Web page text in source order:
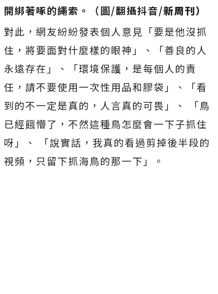
開綁著啄的繩索。（圖/翻攝抖音/新周刊）
對此，網友紛紛發表個人意見「要是他沒抓
住，將要面對什麼樣的眼神」、「善良的人
永遠存在」、「環境保護，是每個人的責
任，請不要使用一次性用品和膠袋」、「看
到的不一定是真的，人言真的可畏」、 「鳥
已經餓懵了，不然這種鳥怎麼會一下子抓住
呀」、 「說實話，我真的看過剪掉後半段的
視頻，只留下抓海鳥的那一下」。